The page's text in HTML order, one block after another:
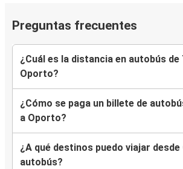
Preguntas frecuentes
¿Cuál es la distancia en autobús de
Oporto?
¿Cómo se paga un billete de
a Oporto?
¿A qué destinos puedo viajar
autobús?